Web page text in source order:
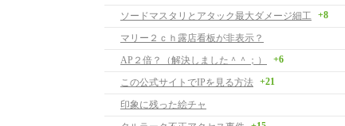
ソードマスタリとアタック最大ダメージ細工 +8
マリー２ｃｈ露店看板が非表示？
AP２倍？（解決しました＾＾；）
+6
この公式サイトでIPを見る方法 +21
印象に残った絵チャ